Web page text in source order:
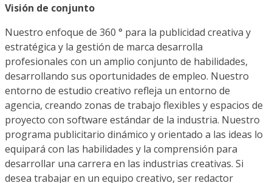
Visión de conjunto
Nuestro enfoque de 360 ​​° para la publicidad creativa y
estratégica y la gestión de marca desarrolla
profesionales con un amplio conjunto de habilidades,
desarrollando sus oportunidades de empleo. Nuestro
entorno de estudio creativo refleja un entorno de
agencia, creando zonas de trabajo flexibles y espacios de
proyecto con software estándar de la industria. Nuestro
programa publicitario dinámico y orientado a las ideas lo
equipará con las habilidades y la comprensión para
desarrollar una carrera en las industrias creativas. Si
desea trabajar en un equipo creativo, ser redactor